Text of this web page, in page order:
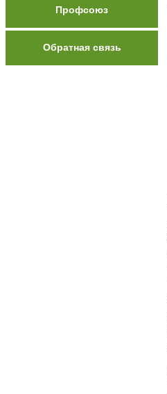
Профсоюз
Обратная связь